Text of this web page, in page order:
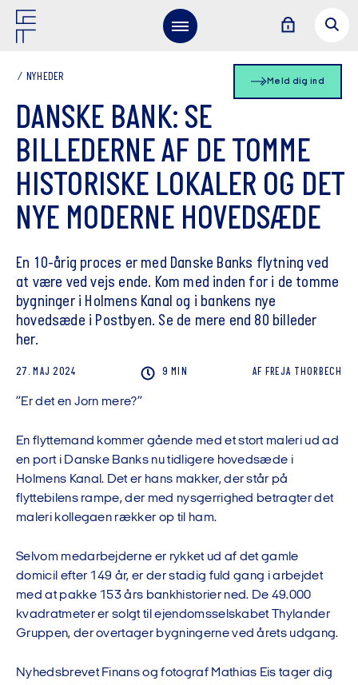
Meld dig ind
NYHEDER
DANSKE BANK: SE
BILLEDERNE AF DE TOMME
HISTORISKE LOKALER OG DET
NYE MODERNE HOVEDSÆDE
En 10-årig proces er med Danske Banks flytning ved
at være ved vejs ende. Kom med inden for i de tomme
bygninger i Holmens Kanal og i bankens nye
hovedsæde i Postbyen. Se de mere end 80 billeder
her.
27. MAJ 2024 9 MIN AF FREJA THORBECH
”Er det en Jorn mere?”
En flyttemand kommer gående med et stort maleri ud ad
en port i Danske Banks nu tidligere hovedsæde i
Holmens Kanal. Det er hans makker, der står på
flyttebilens rampe, der med nysgerrighed betragter det
maleri kollegaen rækker op til ham.
Selvom medarbejderne er rykket ud af det gamle
domicil efter 149 år, er der stadig fuld gang i arbejdet
med at pakke 153 års bankhistorier ned. De 49.000
kvadratmeter er solgt til ejendomsselskabet Thylander
Gruppen, der overtager bygningerne ved årets udgang.
Nyhedsbrevet Finans og fotograf Mathias Eis tager dig